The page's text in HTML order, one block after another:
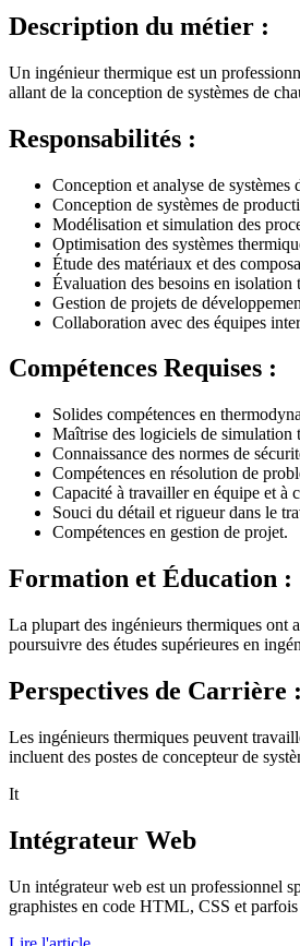
Description du métier :
Un ingénieur thermique est un
allant de la conception de systèmes de
Responsabilités :
Conception et analyse de
Conception de systèmes de
Modélisation et simulation des
Optimisation des systèmes
Étude des matériaux et des
Évaluation des besoins en
Gestion de projets de
Collaboration avec des équipes
Compétences Requises :
Solides compétences en
Maîtrise des logiciels de simulation
Connaissance des normes de
Compétences en résolution de
Capacité à travailler en équipe et à
Souci du détail et rigueur dans le
Compétences en gestion de projet.
Formation et Éducation :
La plupart des ingénieurs thermiques ont
poursuivre des études supérieures en
Perspectives de Carrière :
Les ingénieurs thermiques peuvent
incluent des postes de concepteur de
It
Intégrateur Web
Un intégrateur web est un professionnel
graphistes en code HTML, CSS et